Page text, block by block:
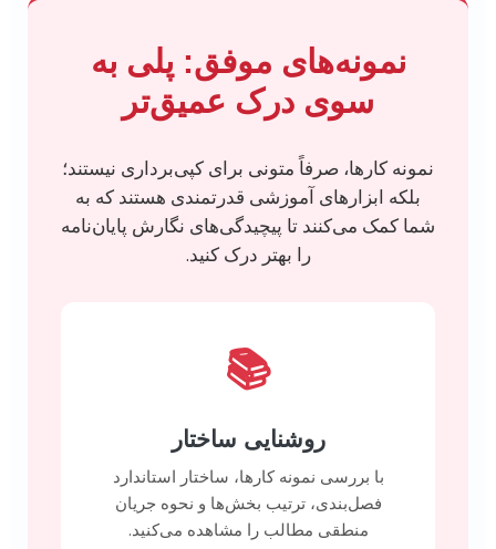
نمونه‌های موفق: پلی به
سوی درک عمیق‌تر
نمونه کارها، صرفاً متونی برای کپی‌برداری نیستند؛
بلکه ابزارهای آموزشی قدرتمندی هستند که به
شما کمک می‌کنند تا پیچیدگی‌های نگارش پایان‌نامه
را بهتر درک کنید.
📚
روشنایی ساختار
با بررسی نمونه کارها، ساختار استاندارد
فصل‌بندی، ترتیب بخش‌ها و نحوه جریان
منطقی مطالب را مشاهده می‌کنید.